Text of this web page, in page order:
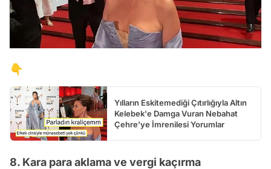
👇
Yılların Eskitemediği Çıtırlığıyla Altın
Kelebek'e Damga Vuran Nebahat
Çehre'ye İmrenilesi Yorumlar
8. Kara para aklama ve vergi kaçırma